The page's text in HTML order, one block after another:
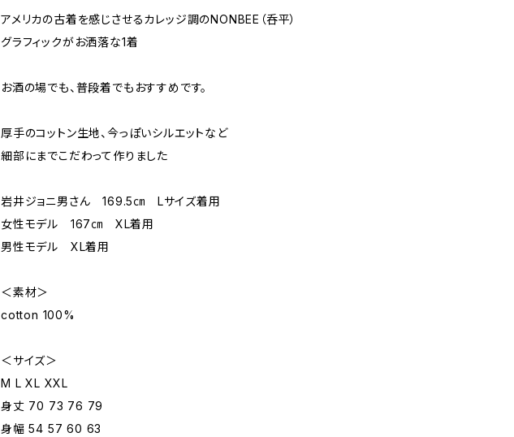
アメリカの古着を感じさせるカレッジ調のNONBEE（呑平）
グラフィックがお洒落な1着
お酒の場でも、普段着でもおすすめです。
厚手のコットン生地、今っぽいシルエットなど
細部にまでこだわって作りました
岩井ジョニ男さん 169.5㎝ Lサイズ着用
女性モデル 167㎝ XL着用
男性モデル XL着用
＜素材＞
cotton 100%
＜サイズ＞
M L XL XXL
身丈 70 73 76 79
身幅 54 57 60 63